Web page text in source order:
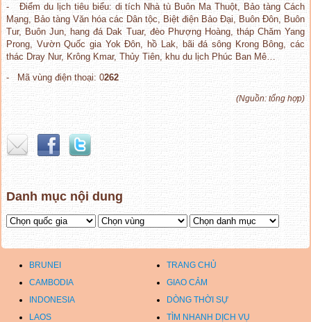
- Điểm du lịch tiêu biểu: di tích Nhà tù Buôn Ma Thuột, Bảo tàng Cách
Mạng, Bảo tàng Văn hóa các Dân tộc, Biệt điện Bảo Đại, Buôn Đôn, Buôn
Tur, Buôn Jun, hang đá Dak Tuar, đèo Phượng Hoàng, tháp Chăm Yang
Prong, Vườn Quốc gia Yok Đôn, hồ Lak, bãi đá sông Krong Bông, các
thác Dray Nur, Krông Kmar, Thủy Tiên, khu du lịch Phúc Ban Mê…
- Mã vùng điện thoại: 0262
(Nguồn: tổng hợp)
Danh mục nội dung
BRUNEI
TRANG CHỦ
CAMBODIA
GIAO CẢM
INDONESIA
DÒNG THỜI SỰ
LAOS
TÌM NHANH DỊCH VỤ